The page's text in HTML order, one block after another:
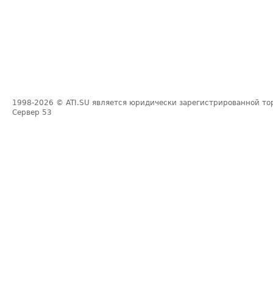
1998-2026 © ATI.SU является юридически зарегистрированной
Сервер 53